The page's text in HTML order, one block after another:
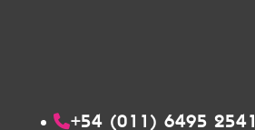
+54 (011) 6495 2541